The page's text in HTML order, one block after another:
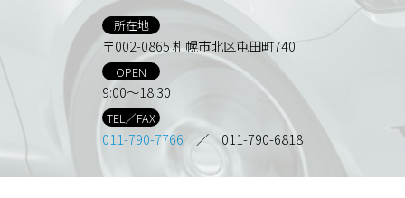
所在地
〒002-0865 札幌市北区屯田町740
OPEN
9:00～18:30
TEL／FAX
011-790-7766 ／ 011-790-6818